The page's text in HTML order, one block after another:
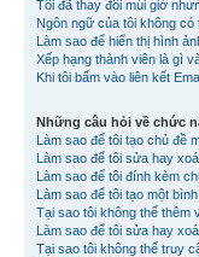
Tôi đã thay đổi múi giờ
Ngôn ngữ của tôi không
Làm sao để hiển thị hình
Xếp hạng thành viên là gì
Khi tôi bấm vào liên kết
Những câu hỏi về chức
Làm sao để tôi tạo chủ đề
Làm sao để tôi sửa hay
Làm sao để tôi đính kèm
Làm sao để tôi tạo một
Tại sao tôi không thể thêm
Làm sao để tôi sửa hay
Tại sao tôi không thể truy